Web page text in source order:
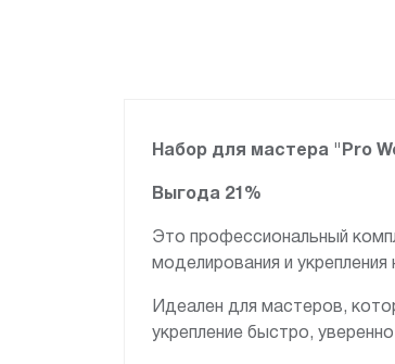
Набор для мастера "Pro
Выгода 21%
Это профессиональный
моделирования и укрепления
Идеален для мастеров,
укрепление быстро,